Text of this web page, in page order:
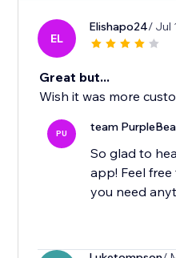
EL
Elishapo24/ Jul
Great but...
Wish it was more
PU team
So glad to
app! Feel
you need